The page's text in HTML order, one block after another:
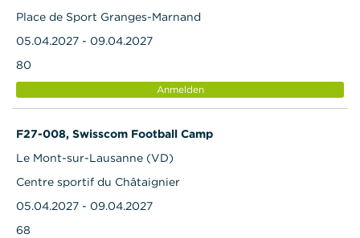
Place de Sport Granges-Marnand
05.04.2027 - 09.04.2027
80
Anmelden
F27-008, Swisscom Football Camp
Le Mont-sur-Lausanne (VD)
Centre sportif du Châtaignier
05.04.2027 - 09.04.2027
68